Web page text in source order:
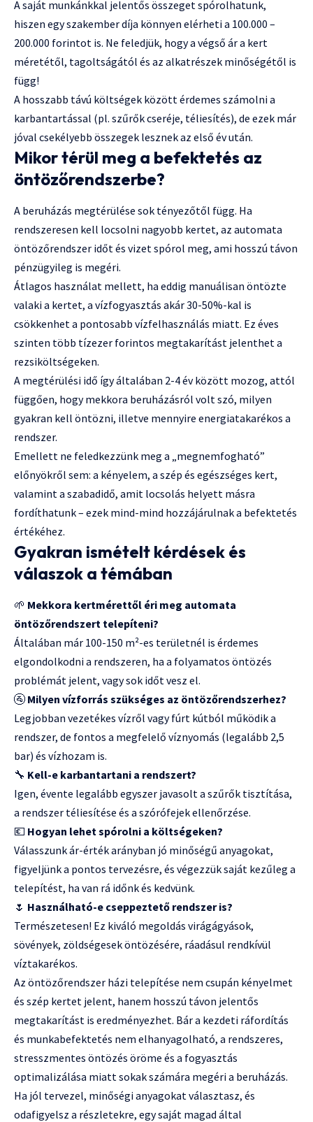
A saját munkánkkal jelentős összeget spórolhatunk,
hiszen egy szakember díja könnyen elérheti a 100.000 –
200.000 forintot is. Ne feledjük, hogy a végső ár a kert
méretétől, tagoltságától és az alkatrészek minőségétől is
függ!
A hosszabb távú költségek között érdemes számolni a
karbantartással (pl. szűrők cseréje, téliesítés), de ezek már
jóval csekélyebb összegek lesznek az első év után.
Mikor térül meg a befektetés az
öntözőrendszerbe?
A beruházás megtérülése sok tényezőtől függ. Ha
rendszeresen kell locsolni nagyobb kertet, az automata
öntözőrendszer időt és vizet spórol meg, ami hosszú távon
pénzügyileg is megéri.
Átlagos használat mellett, ha eddig manuálisan öntözte
valaki a kertet, a vízfogyasztás akár 30-50%-kal is
csökkenhet a pontosabb vízfelhasználás miatt. Ez éves
szinten több tízezer forintos megtakarítást jelenthet a
rezsiköltségeken.
A megtérülési idő így általában 2-4 év között mozog, attól
függően, hogy mekkora beruházásról volt szó, milyen
gyakran kell öntözni, illetve mennyire energiatakarékos a
rendszer.
Emellett ne feledkezzünk meg a „megnemfogható”
előnyökről sem: a kényelem, a szép és egészséges kert,
valamint a szabadidő, amit locsolás helyett másra
fordíthatunk – ezek mind-mind hozzájárulnak a befektetés
értékéhez.
Gyakran ismételt kérdések és
válaszok a témában
🌱 Mekkora kertmérettől éri meg automata
öntözőrendszert telepíteni?
Általában már 100-150 m²-es területnél is érdemes
elgondolkodni a rendszeren, ha a folyamatos öntözés
problémát jelent, vagy sok időt vesz el.
🚰 Milyen vízforrás szükséges az öntözőrendszerhez?
Legjobban vezetékes vízről vagy fúrt kútból működik a
rendszer, de fontos a megfelelő víznyomás (legalább 2,5
bar) és vízhozam is.
🔧 Kell-e karbantartani a rendszert?
Igen, évente legalább egyszer javasolt a szűrők tisztítása,
a rendszer téliesítése és a szórófejek ellenőrzése.
💶 Hogyan lehet spórolni a költségeken?
Válasszunk ár-érték arányban jó minőségű anyagokat,
figyeljünk a pontos tervezésre, és végezzük saját kezűleg a
telepítést, ha van rá időnk és kedvünk.
🌷 Használható-e cseppeztető rendszer is?
Természetesen! Ez kiváló megoldás virágágyások,
sövények, zöldségesek öntözésére, ráadásul rendkívül
víztakarékos.
Az öntözőrendszer házi telepítése nem csupán kényelmet
és szép kertet jelent, hanem hosszú távon jelentős
megtakarítást is eredményezhet. Bár a kezdeti ráfordítás
és munkabefektetés nem elhanyagolható, a rendszeres,
stresszmentes öntözés öröme és a fogyasztás
optimalizálása miatt sokak számára megéri a beruházás.
Ha jól tervezel, minőségi anyagokat választasz, és
odafigyelsz a részletekre, egy saját magad által